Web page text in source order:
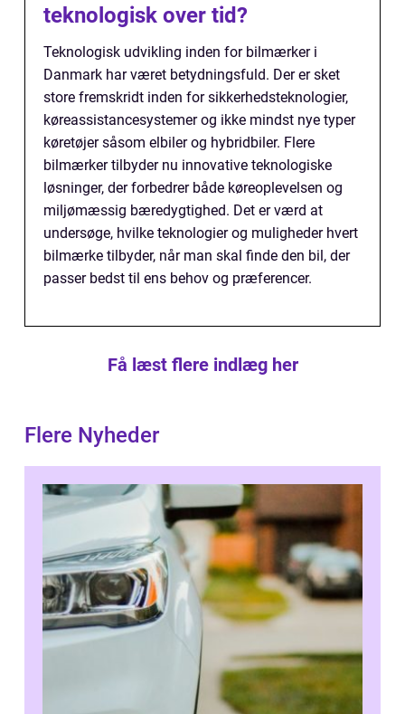
teknologisk over tid?
Teknologisk udvikling inden for bilmærker i
Danmark har været betydningsfuld. Der er sket
store fremskridt inden for sikkerhedsteknologier,
køreassistancesystemer og ikke mindst nye typer
køretøjer såsom elbiler og hybridbiler. Flere
bilmærker tilbyder nu innovative teknologiske
løsninger, der forbedrer både køreoplevelsen og
miljømæssig bæredygtighed. Det er værd at
undersøge, hvilke teknologier og muligheder hvert
bilmærke tilbyder, når man skal finde den bil, der
passer bedst til ens behov og præferencer.
Få læst flere indlæg her
Flere Nyheder